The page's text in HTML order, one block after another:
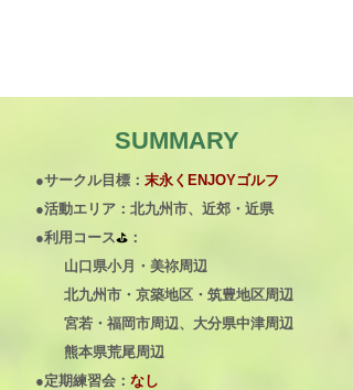
SUMMARY
●サークル目標： 末永くENJOYゴルフ
​●活動エリア：北九州市、近郊・近県
​●利用コース⛳ ：
山口県小月・美祢周辺
北九州市・京築地区・筑豊地区周辺
​ 宮若・福岡市周辺、 大分県中津周辺
熊本県荒尾周辺
●定期練習会： なし